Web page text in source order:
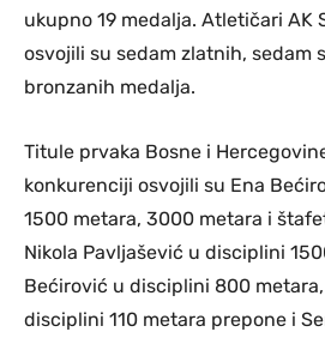
ukupno 19 medalja. Atletičari AK
osvojili su sedam zlatnih, sedam
bronzanih medalja.
Titule prvaka Bosne i
konkurenciji osvojili su Ena
1500 metara, 3000 metara i
Nikola Pavljašević u disciplini
Bećirović u disciplini 800
disciplini 110 metara prepone i